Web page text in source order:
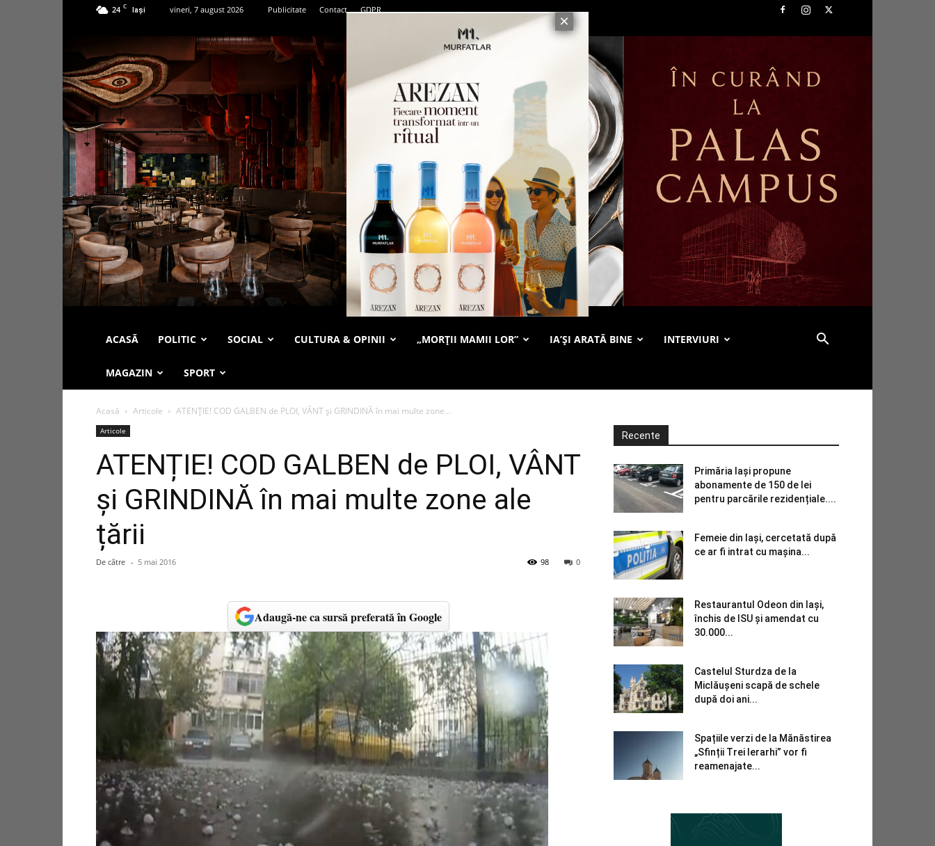
24 C Iași vineri, 7 august 2026 Publicitate Contact GDPR
ACASĂ POLITIC SOCIAL CULTURA & OPINII „MORȚII MAMII LOR” IA’ȘI ARATĂ BINE INTERVIURI
MAGAZIN SPORT
Acasă Articole ATENȚIE! COD GALBEN de PLOI, VÂNT și GRINDINĂ în mai multe zone...
Articole
ATENȚIE! COD GALBEN de PLOI, VÂNT
și GRINDINĂ în mai multe zone ale
țării
De către - 5 mai 2016 0
98
Adaugă-ne ca sursă preferată în Google
Recente
Primăria Iași propune
abonamente de 150 de lei
pentru parcările rezidențiale....
Femeie din Iași, cercetată după
ce ar fi intrat cu mașina...
Restaurantul Odeon din Iași,
închis de ISU și amendat cu
30.000...
Castelul Sturdza de la
Miclăușeni scapă de schele
după doi ani...
Spațiile verzi de la Mănăstirea
„Sfinții Trei Ierarhi” vor fi
reamenajate...